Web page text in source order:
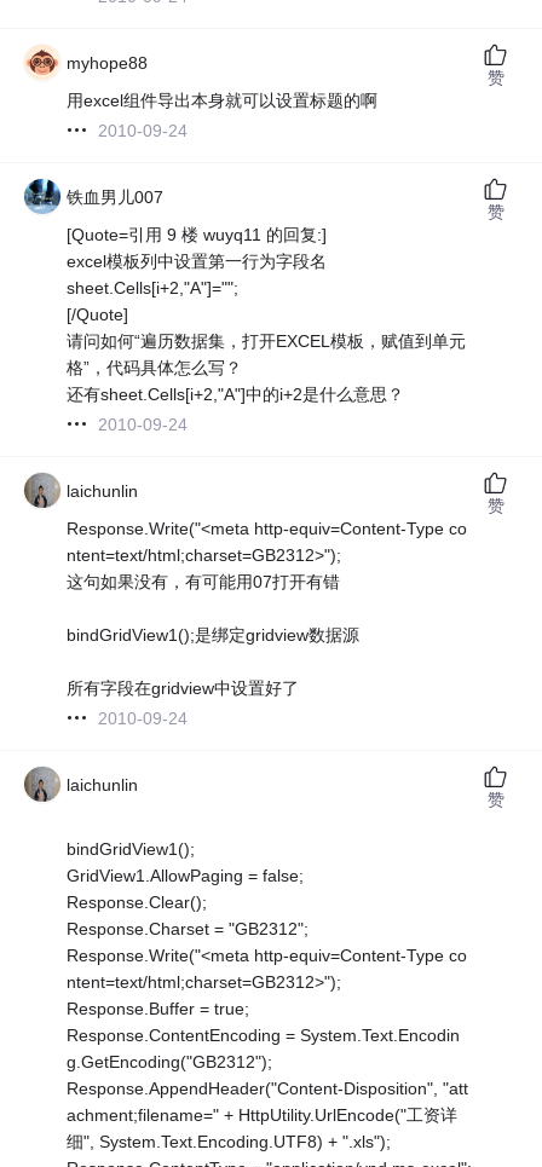
myhope88
用excel组件导出本身就可以设置标题的啊
2010-09-24
赞
铁血男儿007
[Quote=引用 9 楼 wuyq11 的回复:]
excel模板列中设置第一行为字段名
sheet.Cells[i+2,"A"]="";
[/Quote]
请问如何“遍历数据集，打开EXCEL模板，赋值到单元
格”，代码具体怎么写？
还有sheet.Cells[i+2,"A"]中的i+2是什么意思？
2010-09-24
赞
laichunlin
Response.Write("<meta http-equiv=Content-Type co
ntent=text/html;charset=GB2312>");
这句如果没有，有可能用07打开有错
bindGridView1();是绑定gridview数据源
所有字段在gridview中设置好了
2010-09-24
赞
laichunlin
bindGridView1();
GridView1.AllowPaging = false;
Response.Clear();
Response.Charset = "GB2312";
Response.Write("<meta http-equiv=Content-Type co
ntent=text/html;charset=GB2312>");
Response.Buffer = true;
Response.ContentEncoding = System.Text.Encodin
g.GetEncoding("GB2312");
Response.AppendHeader("Content-Disposition", "att
achment;filename=" + HttpUtility.UrlEncode("工资详
细", System.Text.Encoding.UTF8) + ".xls");
赞